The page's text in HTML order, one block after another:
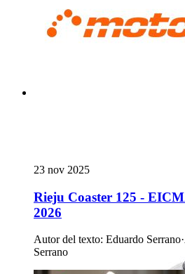
23 nov 2025
Rieju Coaster 125 -
2026
Autor del texto: Eduardo Serrano·
Serrano